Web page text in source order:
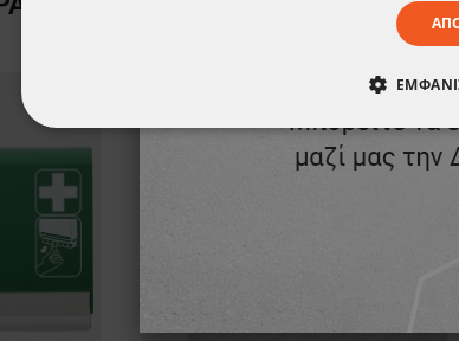
ΑΠΟΛΎΤΩΣ ΑΠΑΡΑΊΤΗΤΑ ΑΠΌΔΟΣΗΣ